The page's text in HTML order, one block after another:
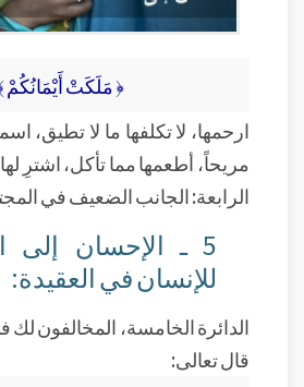
﴿ مَلَكَتْ أَيْمَانُكُمْ
ارحمها، لا تكلفها ما لا تطيق،
مريحاً، أطعمها مما تأكل، اشترِ لها
الرابعة: الجانب الضعيف في
5 ـ الإحسان إلى
للإنسان في العقيدة:
الدائرة الخامسة، المخالفون لك
قال تعالى: